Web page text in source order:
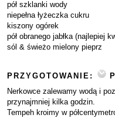
pół szklanki wody
niepełna łyżeczka cukru
kiszony ogórek
pół obranego jabłka (najlepiej
sól & świeżo mielony pieprz
PRZYGOTOWANIE:
Nerkowce zalewamy wodą i
przynajmniej kilka godzin.
Tempeh kroimy w